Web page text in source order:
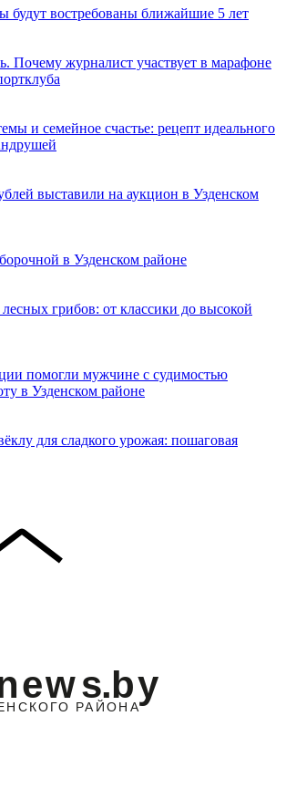
будут востребованы ближайшие 5 лет
Почему журналист участвует в марафоне
и семейное счастье: рецепт идеального
выставили на аукцион в Узденском
в Узденском районе
грибов: от классики до высокой
помогли мужчине с судимостью
в Узденском районе
для сладкого урожая: пошаговая